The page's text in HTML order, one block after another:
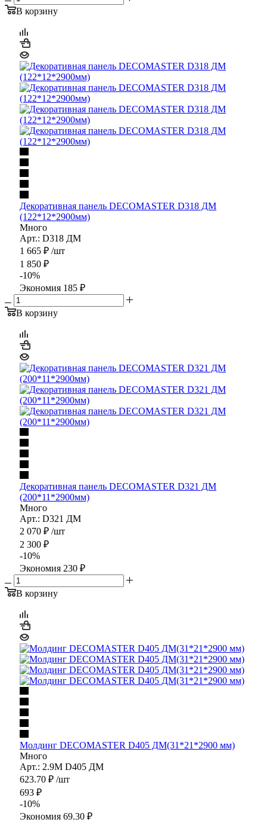
В корзину
Декоративная панель DECOMASTER D318 ДМ
(122*12*2900мм)
Много
Арт.: D318 ДМ
1 665 ₽ /шт
1 850 ₽
-10%
Экономия 185 ₽
В корзину
Декоративная панель DECOMASTER D321 ДМ
(200*11*2900мм)
Много
Арт.: D321 ДМ
2 070 ₽ /шт
2 300 ₽
-10%
Экономия 230 ₽
В корзину
Молдинг DECOMASTER D405 ДМ(31*21*2900 мм)
Много
Арт.: 2.9M D405 ДМ
623.70 ₽ /шт
693 ₽
-10%
Экономия 69.30 ₽